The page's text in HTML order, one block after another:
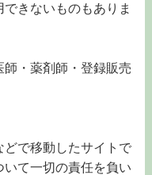
きないものもありま
・薬剤師・登録販売
で移動したサイトで
て一切の責任を負い